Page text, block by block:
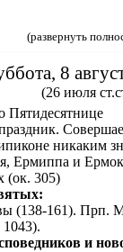
(развернуть
8
(26 июля
Пятидесятнице
Ермиппа и
(ок. 305)
(138-161). Прп.
1043).
и